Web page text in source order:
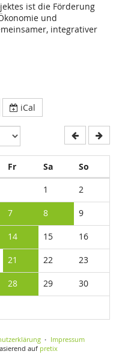
ist die Förderung
und
integrativer
iCal
FrFreitagSaSamstag
So
1 2
7 8 9
14 15 16
21 22 23
28 29 30
Impressum
auf pretix